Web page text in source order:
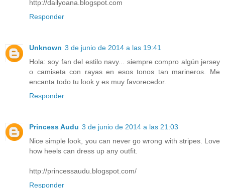
http://dailyoana.blogspot.com
Responder
Unknown 3 de junio de 2014 a las 19:41
Hola: soy fan del estilo navy... siempre compro algún jersey
o camiseta con rayas en esos tonos tan marineros. Me
encanta todo tu look y es muy favorecedor.
Responder
Princess Audu 3 de junio de 2014 a las 21:03
Nice simple look, you can never go wrong with stripes. Love
how heels can dress up any outfit.
http://princessaudu.blogspot.com/
Responder